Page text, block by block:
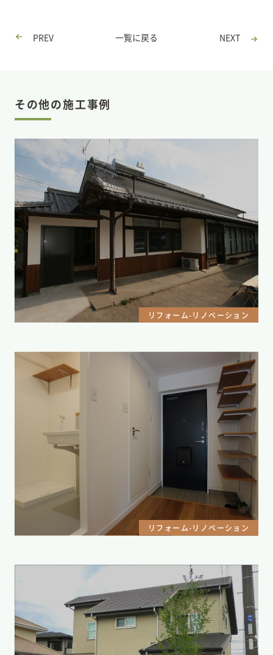
PREV 一覧に戻る NEXT
その他の施工事例
リフォーム-リノベーション
リフォーム-リノベーション